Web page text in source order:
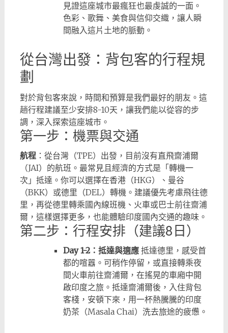
見證這座城市最瘋狂也最虔誠的一面。
色彩、歌舞、美食與信仰交織，讓人瞬
間融入這片土地的脈動。
從台灣出發：背包客的行程規
劃
對於背包客來說，時間和預算是我們最好的朋友。這
趟行程建議至少安排8-10天，讓我們能以從容的步
調，深入探索這座城市。
第一步：機票與交通
航程：從台灣（TPE）出發，目前沒有直飛齋浦爾
（JAI）的航班。最常見且經濟的方式是「轉機一
次」抵達。你可以選擇在香港（HKG）、曼谷
（BKK）或德里（DEL）轉機。建議優先考慮飛往德
里，再從德里轉乘國內線班機、火車或巴士前往齋浦
爾，這樣選擇更多，也能體驗印度國內交通的趣味。
第二步：行程安排（建議8日）
Day 1-2：抵達與適應抵達德里，感受首
都的喧囂。可稍作停留，或直接轉乘夜
間火車前往齋浦爾，在搖晃的車廂中開
啟印度之旅。抵達齋浦爾後，入住背包
客棧，安頓下來，用一杯熱騰騰的印度
奶茶（Masala Chai）洗去旅途的疲憊。